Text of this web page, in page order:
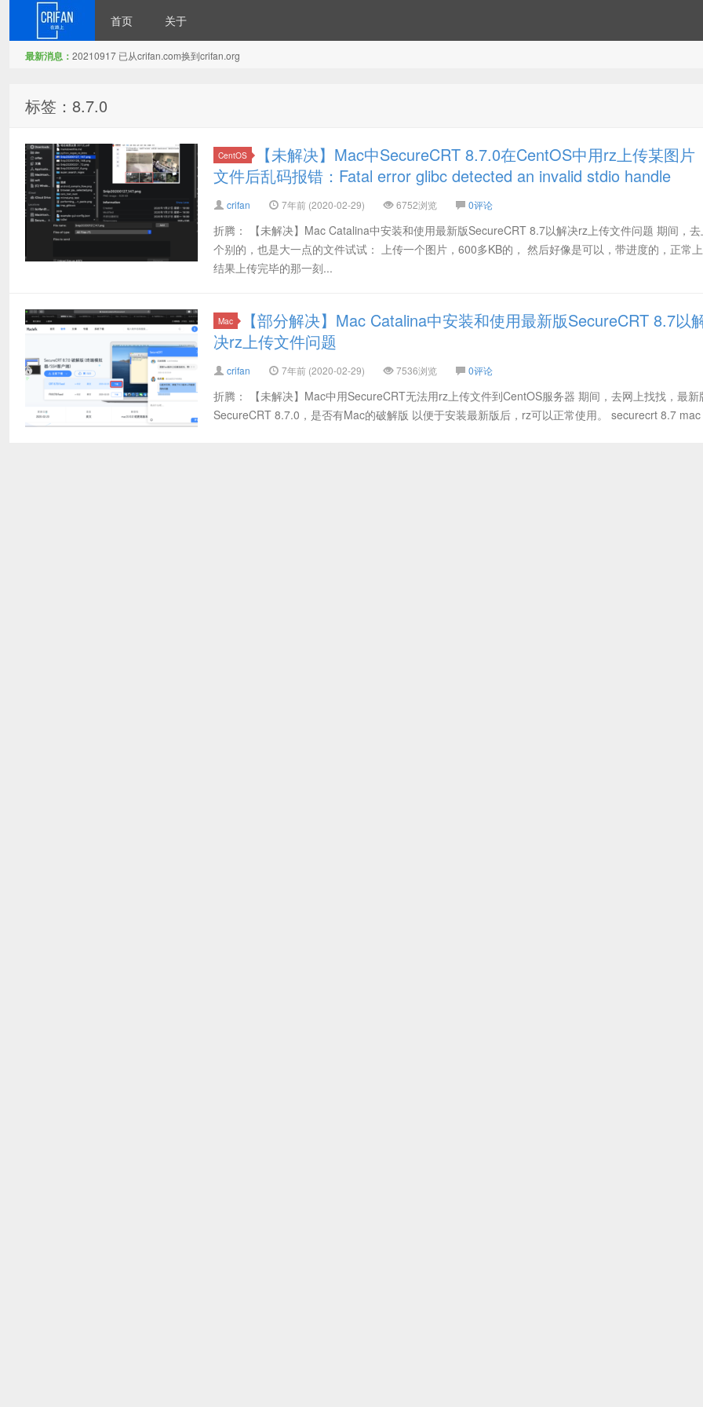
首页 关于
最新消息： 20210917 已从crifan.com换到crifan.org
标签：8.7.0
CentOS
【未解决】Mac中SecureCRT 8.7.0在CentOS中用rz上传某图片
文件后乱码报错：Fatal error glibc detected an invalid stdio handle
crifan 7年前 (2020-02-29) 6752浏览 0评论
折腾： 【未解决】Mac Catalina中安装和使用最新版SecureCRT 8.7以解决rz上传文件问题 期间，去
个别的，也是大一点的文件试试： 上传一个图片，600多KB的， 然后好像是可以，带进度的，正常上
结果上传完毕的那一刻...
Mac
【部分解决】Mac Catalina中安装和使用最新版SecureCRT 8.7以
决rz上传文件问题
crifan 7年前 (2020-02-29) 7536浏览 0评论
折腾： 【未解决】Mac中用SecureCRT无法用rz上传文件到CentOS服务器 期间，去网上找找，最新
SecureCRT 8.7.0，是否有Mac的破解版 以便于安装最新版后，rz可以正常使用。 securecrt 8.7